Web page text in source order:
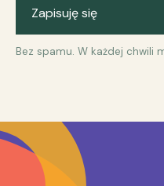
Zapisuję się
Bez spamu. W każdej chwili